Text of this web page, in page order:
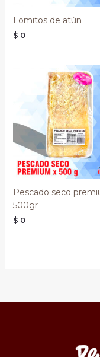
Lomitos de atún
$ 0
Pescado seco
500gr
$ 0